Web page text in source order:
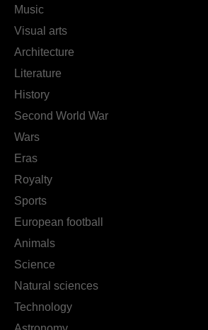
Music
Visual arts
Architecture
Literature
History
Second World War
Wars
Eras
Royalty
Sports
European football
Animals
Science
Natural sciences
Technology